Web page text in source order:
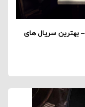
پیش‌بینی برندگان جایزه‌ی امی سال ۲۰۲۰ – بهترین سریال های